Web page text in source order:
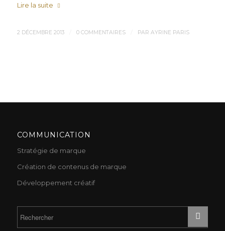
Lire la suite
2 DÉCEMBRE 2013 0 COMMENTAIRES PAR AYRINE PARIS
COMMUNICATION
Stratégie de marque
Création de contenus de marque
Développement créatif